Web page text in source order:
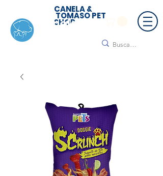
CANELA &
TOMASO PET
SHOP